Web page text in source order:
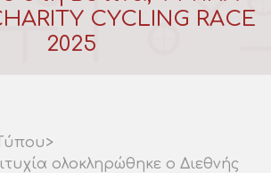
CYCLING RACE
2025
>
ολοκληρώθηκε ο Διεθνής